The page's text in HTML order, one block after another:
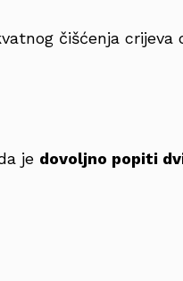
čišćenja crijeva
je dovoljno popiti